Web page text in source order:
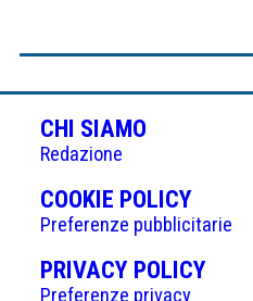
CHI SIAMO
Redazione
COOKIE POLICY(APRE
IN
UNA
NUOVA
Preferenze pubblicitarie
PRIVACY POLICY(APRE
Preferenze privacy